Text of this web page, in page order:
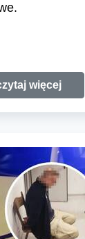
więcej